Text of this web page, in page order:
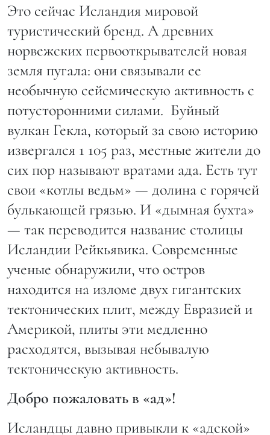
Это сейчас Исландия мировой
туристический бренд. А древних
норвежских первооткрывателей новая
земля пугала: они связывали ее
необычную сейсмическую активность с
потусторонними силами. Буйный
вулкан Гекла, который за свою историю
извергался 1 105 раз, местные жители до
сих пор называют вратами ада. Есть тут
свои «котлы ведьм» — долина с горячей
булькающей грязью. И «дымная бухта»
— так переводится название столицы
Исландии Рейкьявика. Современные
ученые обнаружили, что остров
находится на изломе двух гигантских
тектонических плит, между Евразией и
Америкой, плиты эти медленно
расходятся, вызывая небывалую
тектоническую активность.
Добро пожаловать в «ад»!
Исландцы давно привыкли к «адской»